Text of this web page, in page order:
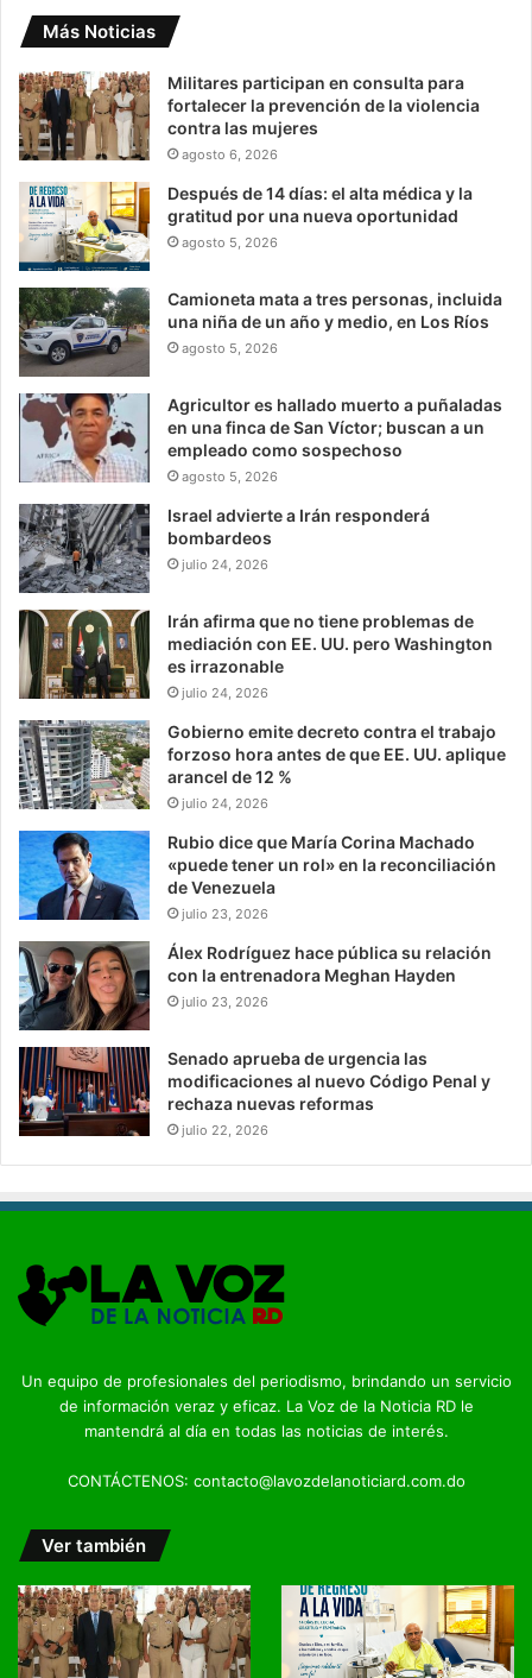
Más Noticias
Militares participan en consulta para
fortalecer la prevención de la violencia
contra las mujeres
agosto 6, 2026
Después de 14 días: el alta médica y la
gratitud por una nueva oportunidad
agosto 5, 2026
Camioneta mata a tres personas, incluida
una niña de un año y medio, en Los Ríos
agosto 5, 2026
Agricultor es hallado muerto a puñaladas
en una finca de San Víctor; buscan a un
empleado como sospechoso
agosto 5, 2026
Israel advierte a Irán responderá
bombardeos
julio 24, 2026
Irán afirma que no tiene problemas de
mediación con EE. UU. pero Washington
es irrazonable
julio 24, 2026
Gobierno emite decreto contra el trabajo
forzoso hora antes de que EE. UU. aplique
arancel de 12 %
julio 24, 2026
Rubio dice que María Corina Machado
«puede tener un rol» en la reconciliación
de Venezuela
julio 23, 2026
Álex Rodríguez hace pública su relación
con la entrenadora Meghan Hayden
julio 23, 2026
Senado aprueba de urgencia las
modificaciones al nuevo Código Penal y
rechaza nuevas reformas
julio 22, 2026
Un equipo de profesionales del periodismo, brindando un servicio
de información veraz y eficaz. La Voz de la Noticia RD le
mantendrá al día en todas las noticias de interés.
CONTÁCTENOS: contacto@lavozdelanoticiard.com.do
Ver también